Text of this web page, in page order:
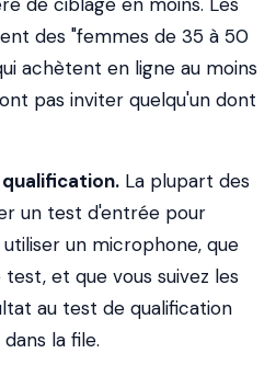
des "femmes de 35 à 50
achètent en ligne au moins
pas inviter quelqu'un dont
La plupart des
un test d'entrée pour
un microphone, que
et que vous suivez les
au test de qualification
la file.